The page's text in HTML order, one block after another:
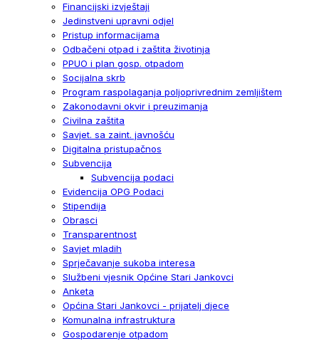
Financijski izvještaji
Jedinstveni upravni odjel
Pristup informacijama
Odbačeni otpad i zaštita životinja
PPUO i plan gosp. otpadom
Socijalna skrb
Program raspolaganja poljoprivrednim zemljištem
Zakonodavni okvir i preuzimanja
Civilna zaštita
Savjet. sa zaint. javnošću
Digitalna pristupačnos
Subvencija
Subvencija podaci
Evidencija OPG Podaci
Stipendija
Obrasci
Transparentnost
Savjet mladih
Sprječavanje sukoba interesa
Službeni vjesnik Općine Stari Jankovci
Anketa
Općina Stari Jankovci - prijatelj djece
Komunalna infrastruktura
Gospodarenje otpadom